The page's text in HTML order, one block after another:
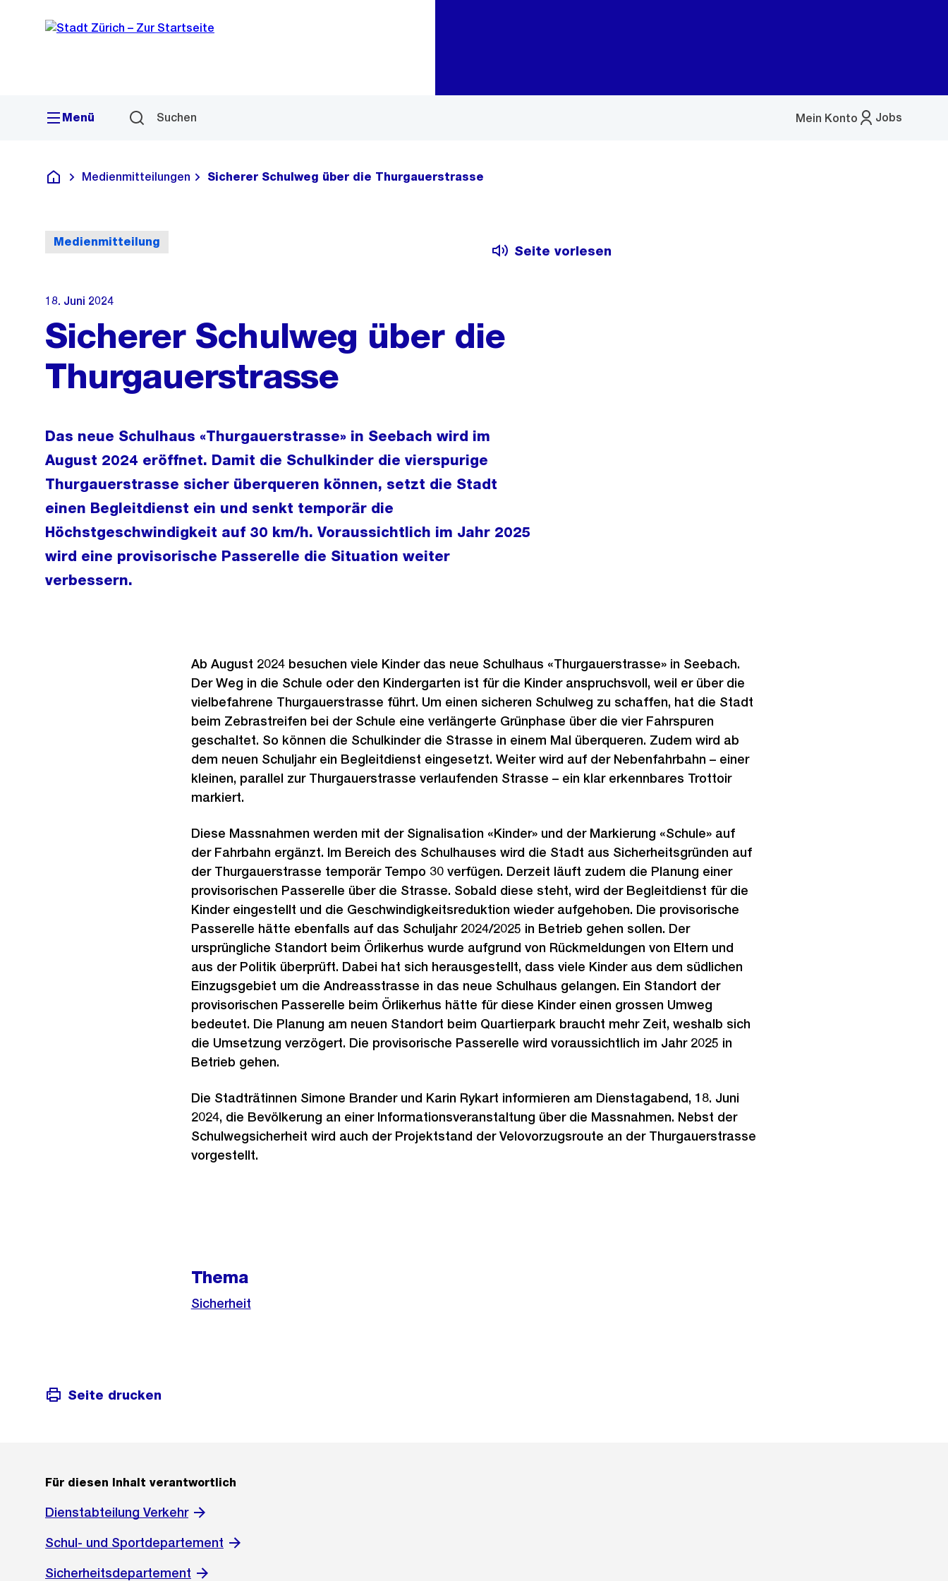
Navigation
Sprunglink
Menü Suchen Jobs
Mein Konto
Menü
Deutsch
Medienmitteilungen Sicherer Schulweg über die Thurgauerstrasse
Medienmitteilung
Seite vorlesen
18. Juni 2024
Sicherer Schulweg über die
Thurgauerstrasse
Das neue Schulhaus «Thurgauerstrasse» in Seebach wird im
August 2024 eröffnet. Damit die Schulkinder die vierspurige
Thurgauerstrasse sicher überqueren können, setzt die Stadt
einen Begleitdienst ein und senkt temporär die
Höchstgeschwindigkeit auf 30 km/h. Voraussichtlich im Jahr 2025
wird eine provisorische Passerelle die Situation weiter
verbessern.
Ab August 2024 besuchen viele Kinder das neue Schulhaus «Thurgauerstrasse» in Seebach.
Der Weg in die Schule oder den Kindergarten ist für die Kinder anspruchsvoll, weil er über die
vielbefahrene Thurgauerstrasse führt. Um einen sicheren Schulweg zu schaffen, hat die Stadt
beim Zebrastreifen bei der Schule eine verlängerte Grünphase über die vier Fahrspuren
geschaltet. So können die Schulkinder die Strasse in einem Mal überqueren. Zudem wird ab
dem neuen Schuljahr ein Begleitdienst eingesetzt. Weiter wird auf der Nebenfahrbahn – einer
kleinen, parallel zur Thurgauerstrasse verlaufenden Strasse – ein klar erkennbares Trottoir
markiert.
Diese Massnahmen werden mit der Signalisation «Kinder» und der Markierung «Schule» auf
der Fahrbahn ergänzt. Im Bereich des Schulhauses wird die Stadt aus Sicherheitsgründen auf
der Thurgauerstrasse temporär Tempo 30 verfügen. Derzeit läuft zudem die Planung einer
provisorischen Passerelle über die Strasse. Sobald diese steht, wird der Begleitdienst für die
Kinder eingestellt und die Geschwindigkeitsreduktion wieder aufgehoben. Die provisorische
Passerelle hätte ebenfalls auf das Schuljahr 2024/2025 in Betrieb gehen sollen. Der
ursprüngliche Standort beim Örlikerhus wurde aufgrund von Rückmeldungen von Eltern und
aus der Politik überprüft. Dabei hat sich herausgestellt, dass viele Kinder aus dem südlichen
Einzugsgebiet um die Andreasstrasse in das neue Schulhaus gelangen. Ein Standort der
provisorischen Passerelle beim Örlikerhus hätte für diese Kinder einen grossen Umweg
bedeutet. Die Planung am neuen Standort beim Quartierpark braucht mehr Zeit, weshalb sich
die Umsetzung verzögert. Die provisorische Passerelle wird voraussichtlich im Jahr 2025 in
Betrieb gehen.
Die Stadträtinnen Simone Brander und Karin Rykart informieren am Dienstagabend, 18. Juni
2024, die Bevölkerung an einer Informationsveranstaltung über die Massnahmen. Nebst der
Schulwegsicherheit wird auch der Projektstand der Velovorzugsroute an der Thurgauerstrasse
vorgestellt.
Thema
Sicherheit
Seite drucken
Für diesen Inhalt verantwortlich
Dienstabteilung Verkehr
Schul- und Sportdepartement
Sicherheitsdepartement